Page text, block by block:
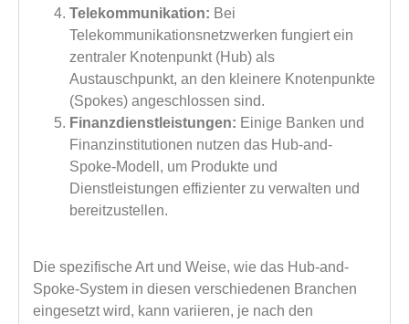
Telekommunikation: Bei
Telekommunikationsnetzwerken fungiert ein
zentraler Knotenpunkt (Hub) als
Austauschpunkt, an den kleinere Knotenpunkte
(Spokes) angeschlossen sind.
Finanzdienstleistungen: Einige Banken und
Finanzinstitutionen nutzen das Hub-and-
Spoke-Modell, um Produkte und
Dienstleistungen effizienter zu verwalten und
bereitzustellen.
Die spezifische Art und Weise, wie das Hub-and-
Spoke-System in diesen verschiedenen Branchen
eingesetzt wird, kann variieren, je nach den